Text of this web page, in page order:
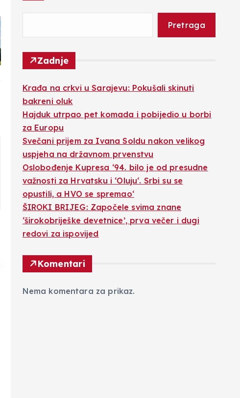
Pretraga
Zadnje
Krađa na crkvi u Sarajevu: Pokušali skinuti
bakreni oluk
Hajduk utrpao pet komada i pobijedio u borbi
za Europu
Svečani prijem za Ivana Soldu nakon velikog
uspjeha na državnom prvenstvu
Oslobođenje Kupresa ‘94. bilo je od presudne
važnosti za Hrvatsku i ‘Oluju‘. Srbi su se
opustili, a HVO se spremao‘
ŠIROKI BRIJEG: Započele svima znane
‘širokobriješke devetnice’, prva večer i dugi
redovi za ispovijed
Komentari
Nema komentara za prikaz.